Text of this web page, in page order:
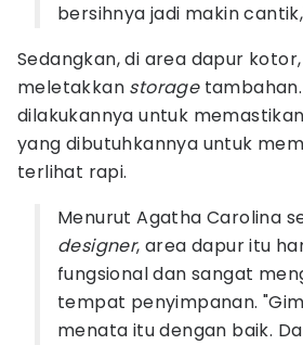
bersihnya jadi makin
Sedangkan, di area dapur
meletakkan storage
dilakukannya untuk
yang dibutuhkannya untuk
terlihat rapi.
Menurut Agatha Carolina
designer, area dapur itu
fungsional dan sangat
tempat penyimpanan.
menata itu dengan baik.